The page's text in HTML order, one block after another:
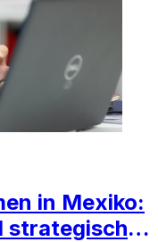
in Mexiko:
strategisch